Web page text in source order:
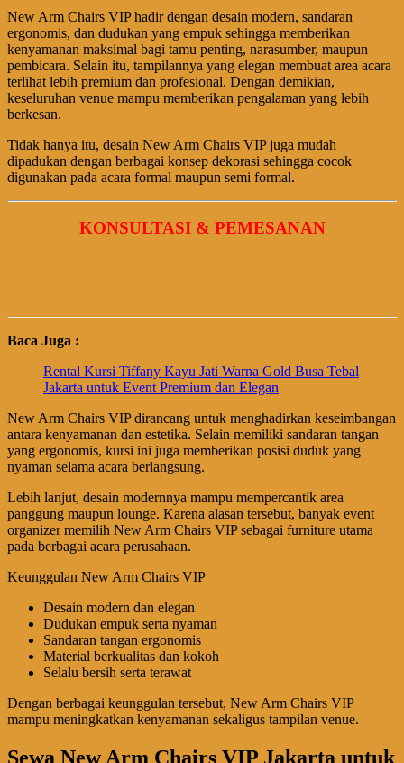
New Arm Chairs VIP hadir dengan desain modern, sandaran
ergonomis, dan dudukan yang empuk sehingga memberikan
kenyamanan maksimal bagi tamu penting, narasumber, maupun
pembicara. Selain itu, tampilannya yang elegan membuat area acara
terlihat lebih premium dan profesional. Dengan demikian,
keseluruhan venue mampu memberikan pengalaman yang lebih
berkesan.
Tidak hanya itu, desain New Arm Chairs VIP juga mudah
dipadukan dengan berbagai konsep dekorasi sehingga cocok
digunakan pada acara formal maupun semi formal.
KONSULTASI & PEMESANAN
Baca Juga :
Rental Kursi Tiffany Kayu Jati Warna Gold Busa Tebal
Jakarta untuk Event Premium dan Elegan
New Arm Chairs VIP dirancang untuk menghadirkan keseimbangan
antara kenyamanan dan estetika. Selain memiliki sandaran tangan
yang ergonomis, kursi ini juga memberikan posisi duduk yang
nyaman selama acara berlangsung.
Lebih lanjut, desain modernnya mampu mempercantik area
panggung maupun lounge. Karena alasan tersebut, banyak event
organizer memilih New Arm Chairs VIP sebagai furniture utama
pada berbagai acara perusahaan.
Keunggulan New Arm Chairs VIP
Desain modern dan elegan
Dudukan empuk serta nyaman
Sandaran tangan ergonomis
Material berkualitas dan kokoh
Selalu bersih serta terawat
Dengan berbagai keunggulan tersebut, New Arm Chairs VIP
mampu meningkatkan kenyamanan sekaligus tampilan venue.
Sewa New Arm Chairs VIP Jakarta untuk